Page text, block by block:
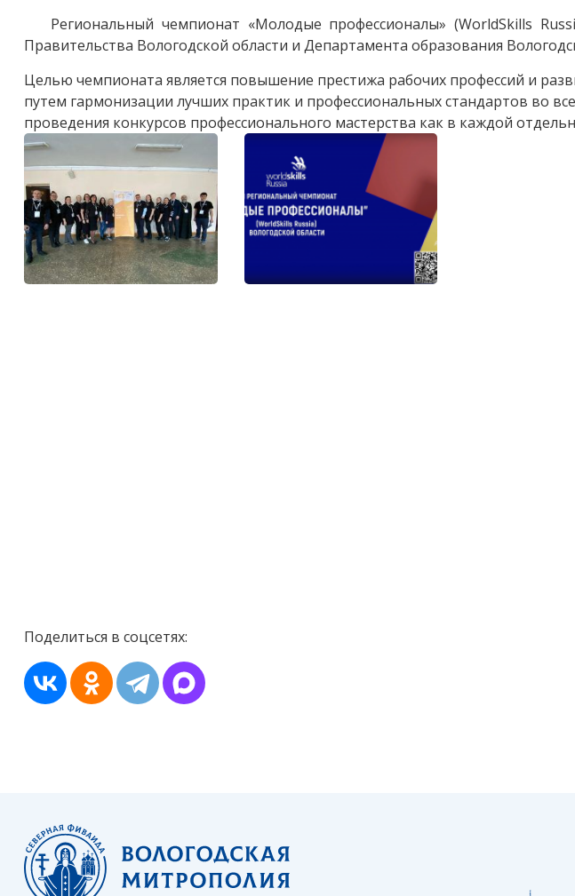
Региональный чемпионат «Молодые профессионалы» (WorldSkills
Правительства Вологодской области и Департамента образования
Целью чемпионата является повышение престижа рабочих профессий и
путем гармонизации лучших практик и профессиональных стандартов во
проведения конкурсов профессионального мастерства как в каждой
Поделиться в соцсетях: